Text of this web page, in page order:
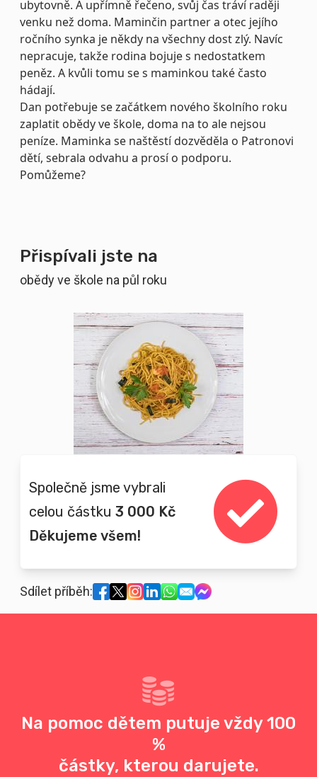
Přispívali jste na
obědy ve škole na půl roku
Společně jsme vybrali
celou částku 3 000 Kč
Děkujeme všem!
Sdílet příběh:
ubytovně. A upřímně řečeno, svůj čas tráví raději
venku než doma. Maminčin partner a otec jejího
ročního synka je někdy na všechny dost zlý. Navíc
nepracuje, takže rodina bojuje s nedostatkem
peněz. A kvůli tomu se s maminkou také často
hádají.
Dan potřebuje se začátkem nového školního roku
zaplatit obědy ve škole, doma na to ale nejsou
peníze. Maminka se naštěstí dozvěděla o Patronovi
dětí, sebrala odvahu a prosí o podporu.
Pomůžeme?
Na pomoc dětem putuje vždy 100
%
částky, kterou darujete.